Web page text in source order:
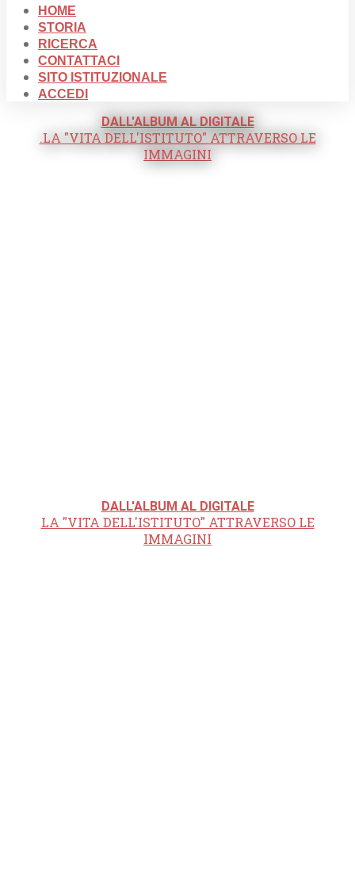
HOME
STORIA
RICERCA
CONTATTACI
SITO ISTITUZIONALE
ACCEDI
DALL'ALBUM AL DIGITALE
.LA "VITA DELL'ISTITUTO" ATTRAVERSO LE
IMMAGINI
DALL'ALBUM AL DIGITALE
LA "VITA DELL'ISTITUTO" ATTRAVERSO LE
IMMAGINI